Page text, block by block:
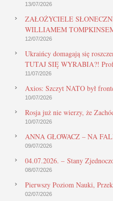
13/07/2026
ZAŁOŻYCIELE
WILLIAMEM
12/07/2026
Ukraińcy domagają się
TUTAJ SIĘ WYRABIA?!
11/07/2026
Axios: Szczyt NATO był
10/07/2026
Rosja już nie wierzy, że
10/07/2026
ANNA GŁOWACZ – NA
09/07/2026
04.07.2026. – Stany
08/07/2026
Pierwszy Poziom Nauki,
02/07/2026